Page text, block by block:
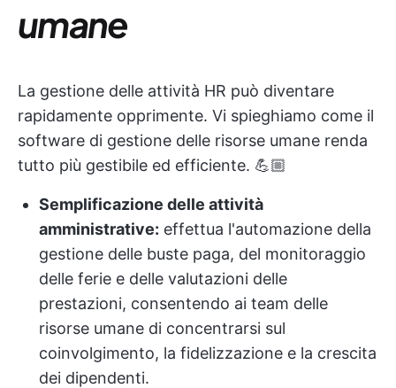
umane
La gestione delle attività HR può diventare
rapidamente opprimente. Vi spieghiamo come il
software di gestione delle risorse umane renda
tutto più gestibile ed efficiente. 💪🏼
Semplificazione delle attività
amministrative: effettua l'automazione della
gestione delle buste paga, del monitoraggio
delle ferie e delle valutazioni delle
prestazioni, consentendo ai team delle
risorse umane di concentrarsi sul
coinvolgimento, la fidelizzazione e la crescita
dei dipendenti.